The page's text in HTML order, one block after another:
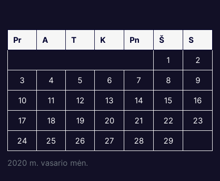
2020 m. vasario mėn.
Pr A T K Pn Š S
1 2
3 4 5 6 7 8 9
10 11 12 13 14 15 16
17 18 19 20 21 22 23
24 25 26 27 28 29